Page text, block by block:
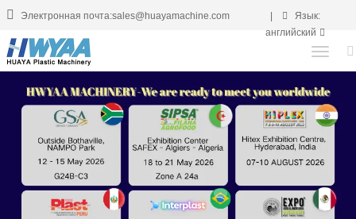
Электронная почта:sales@huayamachine.com
Язык:
английский